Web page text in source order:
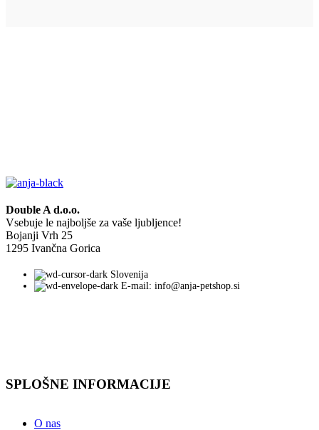
Double A d.o.o.
Vsebuje le najboljše za vaše ljubljence!
Bojanji Vrh 25
1295 Ivančna Gorica
Slovenija
E-mail: info@anja-petshop.si
SPLOŠNE INFORMACIJE
O nas